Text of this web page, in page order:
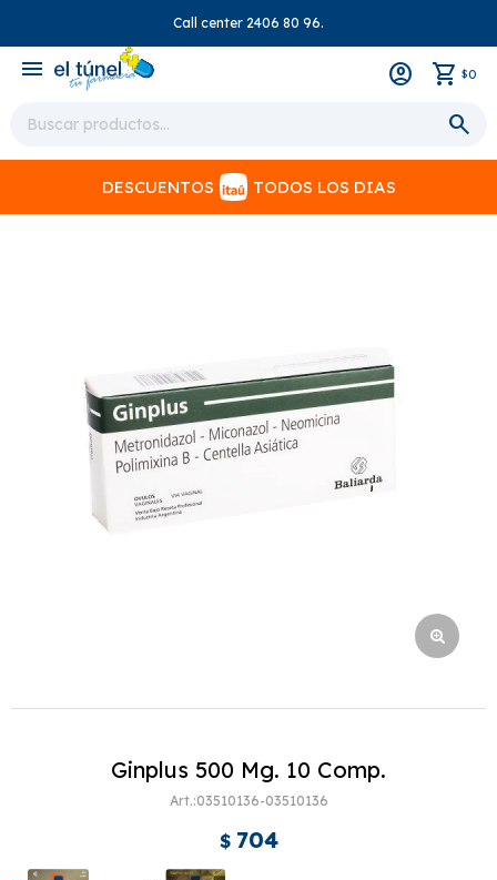
Call center 2406 80 96.
menu $0
DESCUENTOS TODOS LOS DIAS
Ginplus 500 Mg. 10 Comp.
03510136-03510136
$ 704
close